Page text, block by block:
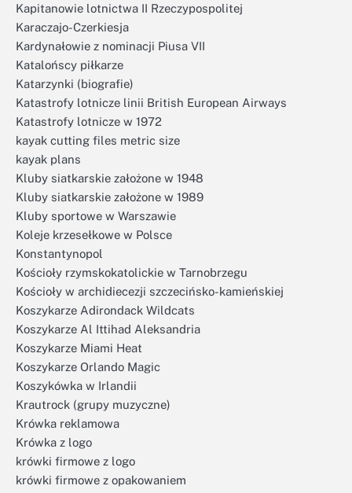
Kapitanowie lotnictwa II Rzeczypospolitej
Karaczajo-Czerkiesja
Kardynałowie z nominacji Piusa VII
Katalońscy piłkarze
Katarzynki (biografie)
Katastrofy lotnicze linii British European Airways
Katastrofy lotnicze w 1972
kayak cutting files metric size
kayak plans
Kluby siatkarskie założone w 1948
Kluby siatkarskie założone w 1989
Kluby sportowe w Warszawie
Koleje krzesełkowe w Polsce
Konstantynopol
Kościoły rzymskokatolickie w Tarnobrzegu
Kościoły w archidiecezji szczecińsko-kamieńskiej
Koszykarze Adirondack Wildcats
Koszykarze Al Ittihad Aleksandria
Koszykarze Miami Heat
Koszykarze Orlando Magic
Koszykówka w Irlandii
Krautrock (grupy muzyczne)
Krówka reklamowa
Krówka z logo
krówki firmowe z logo
krówki firmowe z opakowaniem